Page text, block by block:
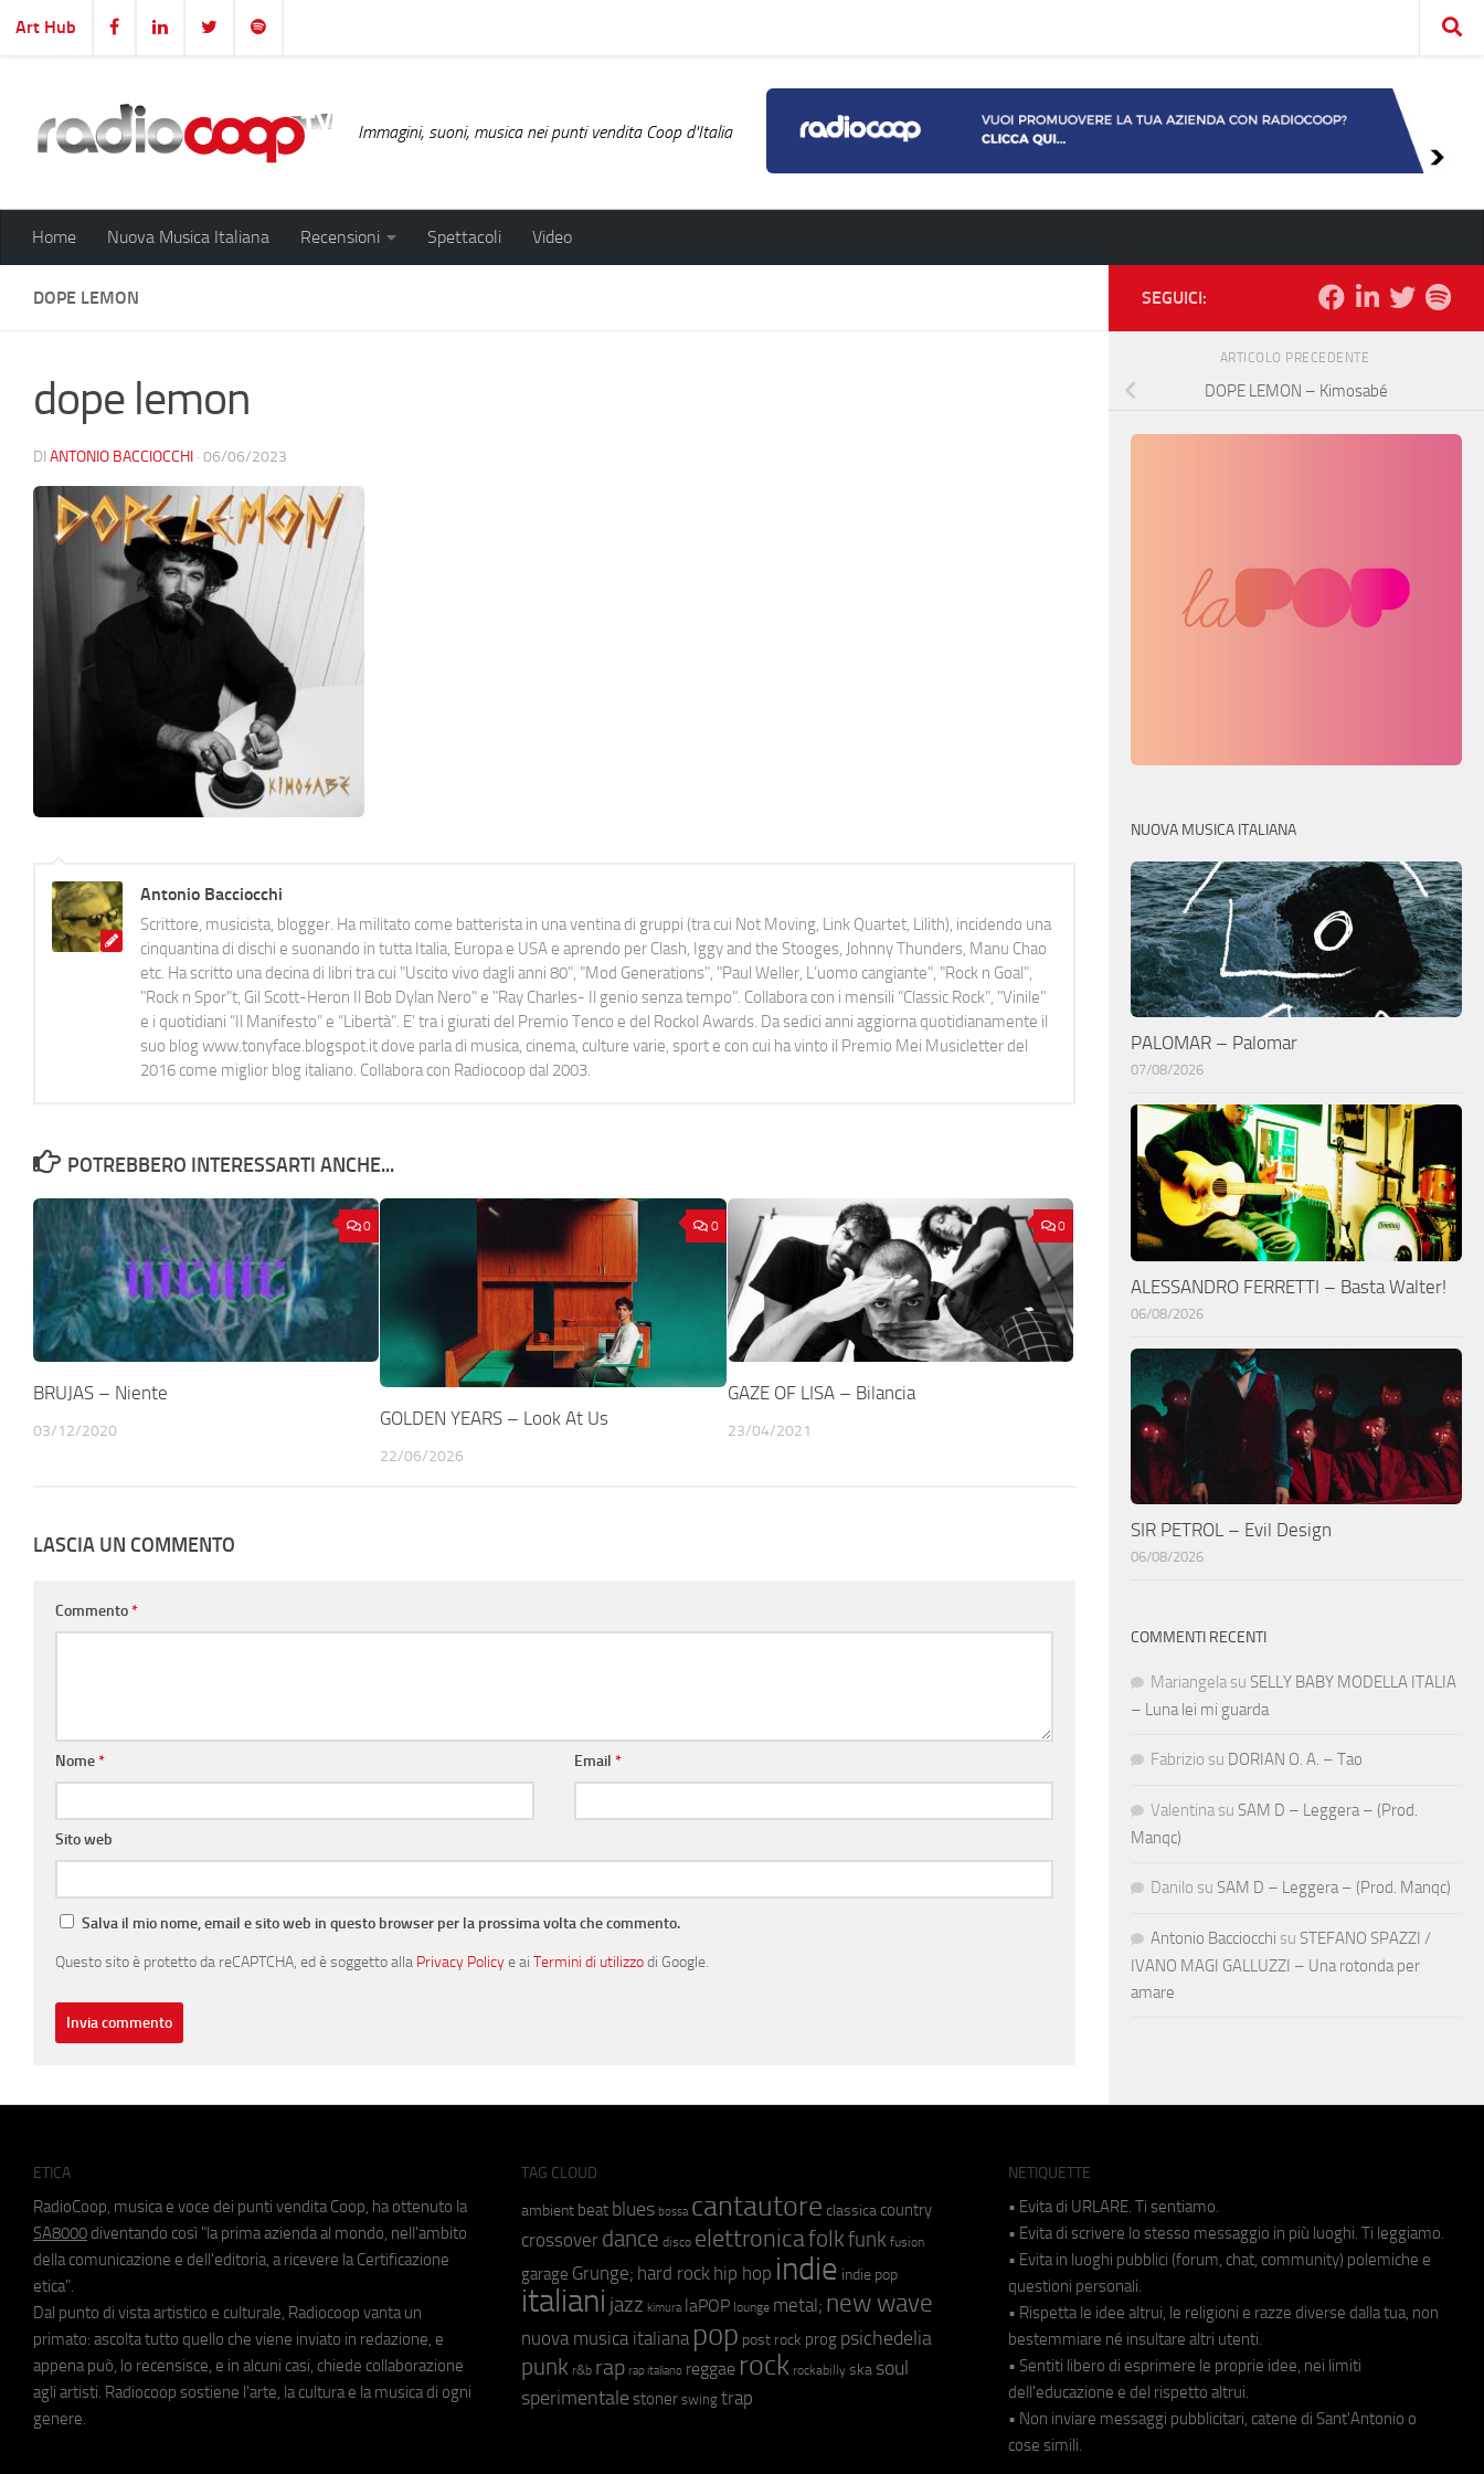
Salta al contenuto
Art Hub
Immagini, suoni, musica nei punti vendita Coop d'Italia
Home Nuova Musica Italiana Recensioni Spettacoli Video
DOPE LEMON
dope lemon
DI ANTONIO BACCIOCCHI · 06/06/2023
Antonio Bacciocchi
Scrittore, musicista, blogger. Ha militato come batterista in una ventina di gruppi (tra cui Not Moving, Link Quartet, Lilith), incidendo una
cinquantina di dischi e suonando in tutta Italia, Europa e USA e aprendo per Clash, Iggy and the Stooges, Johnny Thunders, Manu Chao
etc. Ha scritto una decina di libri tra cui "Uscito vivo dagli anni 80", "Mod Generations", "Paul Weller, L’uomo cangiante", "Rock n Goal",
"Rock n Spor"t, Gil Scott-Heron Il Bob Dylan Nero" e "Ray Charles- Il genio senza tempo". Collabora con i mensili “Classic Rock”, "Vinile"
e i quotidiani “Il Manifesto” e “Libertà”. E' tra i giurati del Premio Tenco e del Rockol Awards. Da sedici anni aggiorna quotidianamente il
suo blog www.tonyface.blogspot.it dove parla di musica, cinema, culture varie, sport e con cui ha vinto il Premio Mei Musicletter del
2016 come miglior blog italiano. Collabora con Radiocoop dal 2003.
POTREBBERO INTERESSARTI ANCHE...
0
BRUJAS – Niente
03/12/2020
0
GOLDEN YEARS – Look At Us
22/06/2026
0
GAZE OF LISA – Bilancia
23/04/2021
LASCIA UN COMMENTO
Commento*
Nome* Email*
Sito web
Salva il mio nome, email e sito web in questo browser per la prossima volta che commento.
Questo sito è protetto da reCAPTCHA, ed è soggetto alla Privacy Policye ai Termini di utilizzodi Google.
SEGUICI:
ARTICOLO PRECEDENTE
DOPE LEMON – Kimosabé
NUOVA MUSICA ITALIANA
PALOMAR – Palomar
07/08/2026
ALESSANDRO FERRETTI – Basta Walter!
06/08/2026
SIR PETROL – Evil Design
06/08/2026
COMMENTI RECENTI
Mariangela su SELLY BABY MODELLA ITALIA
– Luna lei mi guarda
Fabrizio su DORIAN O. A. – Tao
Valentina su SAM D – Leggera – (Prod.
Manqc)
Danilo su SAM D – Leggera – (Prod. Manqc)
Antonio Bacciocchi su STEFANO SPAZZI /
IVANO MAGI GALLUZZI – Una rotonda per
amare
ETICA
RadioCoop, musica e voce dei punti vendita Coop, ha ottenuto la
SA8000 diventando così "la prima azienda al mondo, nell'ambito
della comunicazione e dell'editoria, a ricevere la Certificazione
etica".
Dal punto di vista artistico e culturale, Radiocoop vanta un
primato: ascolta tutto quello che viene inviato in redazione, e
appena può, lo recensisce, e in alcuni casi, chiede collaborazione
agli artisti. Radiocoop sostiene l'arte, la cultura e la musica di ogni
genere.
TAG CLOUD
ambient beat blues bossa cantautore classica country
crossover dance disco elettronicafolkfunk fusion
garage Grunge; hard rock hip hop indie indie pop
italiani jazz kimura laPOP lounge metal; new wave
nuova musica italiana pop post rock prog psichedelia
punk r&b rap rap italiano reggae rock rockabilly ska soul
sperimentale stoner swing trap
NETIQUETTE
• Evita di URLARE. Ti sentiamo.
• Evita di scrivere lo stesso messaggio in più luoghi. Ti leggiamo.
• Evita in luoghi pubblici (forum, chat, community) polemiche e
questioni personali.
• Rispetta le idee altrui, le religioni e razze diverse dalla tua, non
bestemmiare né insultare altri utenti.
• Sentiti libero di esprimere le proprie idee, nei limiti
dell'educazione e del rispetto altrui.
• Non inviare messaggi pubblicitari, catene di Sant'Antonio o
cose simili.